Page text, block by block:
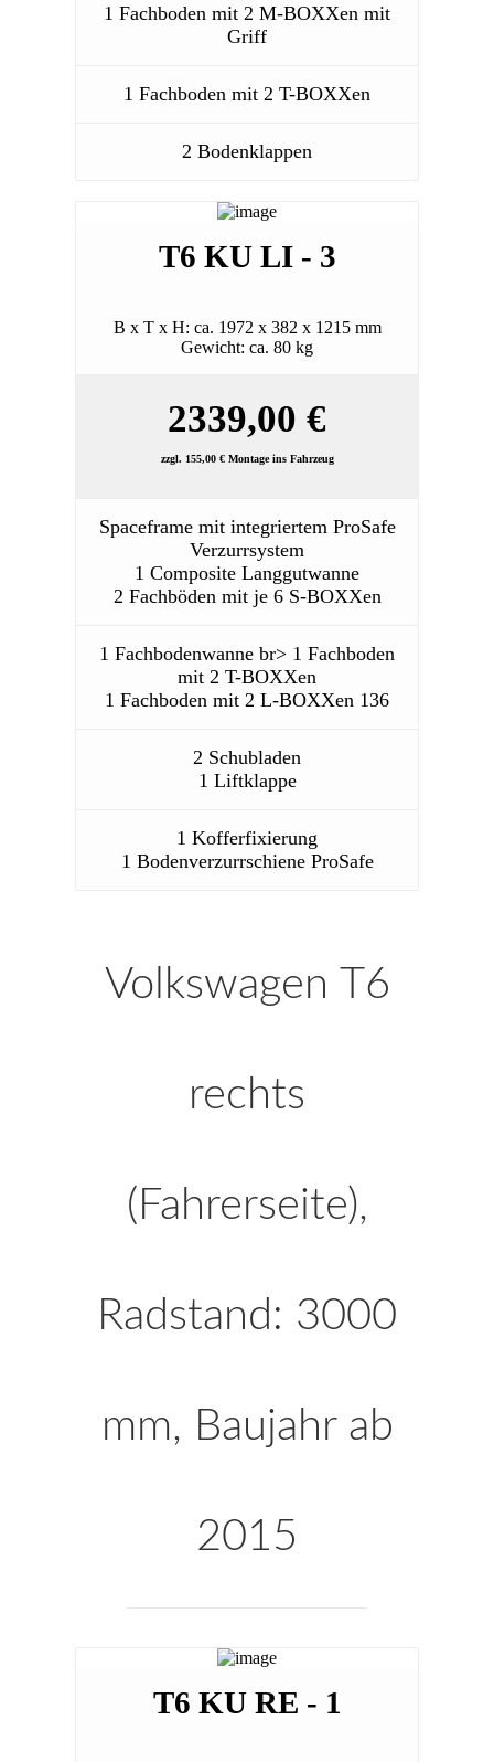
1 Fachboden mit 2 M-BOXXen mit
Griff
1 Fachboden mit 2 T-BOXXen
2 Bodenklappen
T6 KU LI - 3
B x T x H: ca. 1972 x 382 x 1215 mm
Gewicht: ca. 80 kg
2339,00 €
zzgl. 155,00 € Montage ins Fahrzeug
Spaceframe mit integriertem ProSafe
Verzurrsystem
1 Composite Langgutwanne
2 Fachböden mit je 6 S-BOXXen
1 Fachbodenwanne br> 1 Fachboden
mit 2 T-BOXXen
1 Fachboden mit 2 L-BOXXen 136
2 Schubladen
1 Liftklappe
1 Kofferfixierung
1 Bodenverzurrschiene ProSafe
Volkswagen T6
rechts
(Fahrerseite),
Radstand: 3000
mm, Baujahr ab
2015
T6 KU RE - 1